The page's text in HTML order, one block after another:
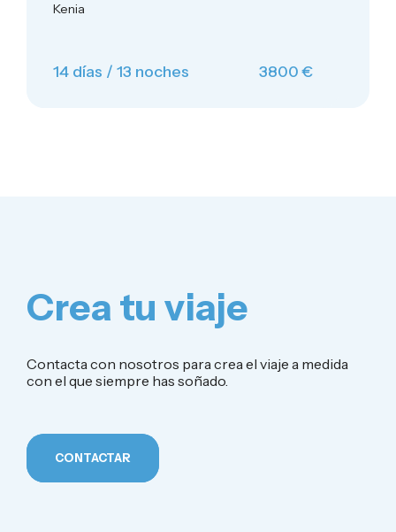
Kenia
14 días / 13 noches 3800 €
Crea tu viaje
Contacta con nosotros para crea el viaje a medida
con el que siempre has soñado.
CONTACTAR